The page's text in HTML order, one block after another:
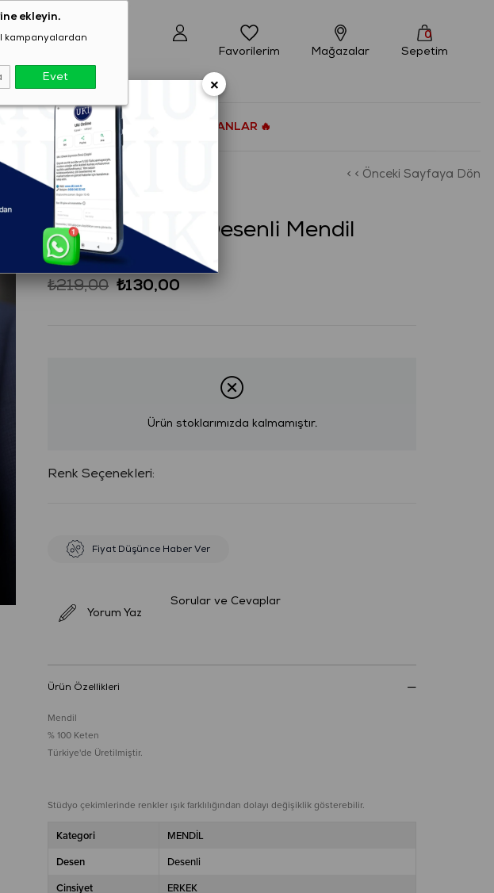
ekleyin.
kampanyalardan
Evet
Sepetim
0
Mağazalar
Favorilerim
T-SHIRT ÇOK SATANLAR 🔥
< < Önceki Sayfaya Dön
(245000425266)
MULTİ COLOR Desenli Mendil
₺219,00 ₺130,00
Ürün stoklarımızda kalmamıştır.
:
Fiyat Düşünce Haber Ver
Yorum Yaz
Sorular ve Cevaplar
Ürün Özellikleri
Mendil
% 100 Keten
Türkiye'de Üretilmiştir.
Stüdyo çekimlerinde renkler ışık farklılığından dolayı değişiklik gösterebilir.
Kategori MENDİL
Desen Desenli
Cinsiyet ERKEK
×